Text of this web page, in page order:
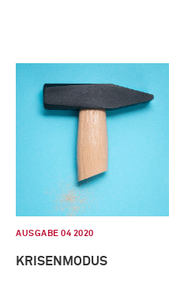
AUSGABE 04 2020
KRISENMODUS